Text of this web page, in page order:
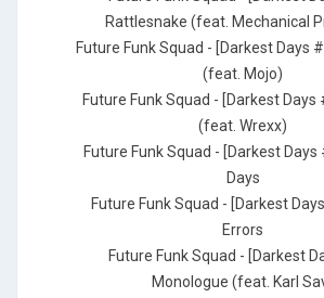
Rattlesnake (feat. Mechanical
Future Funk Squad - [Darkest Days
(feat. Mojo)
Future Funk Squad - [Darkest Days
(feat. Wrexx)
Future Funk Squad - [Darkest
Days
Future Funk Squad - [Darkest
Errors
Future Funk Squad - [Darkest
Monologue (feat. Karl